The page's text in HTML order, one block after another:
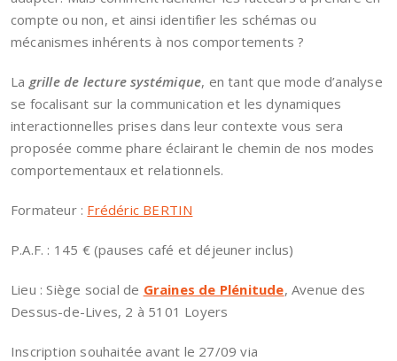
compte ou non, et ainsi identifier les schémas ou
mécanismes inhérents à nos comportements ?
La grille de lecture systémique, en tant que mode d’analyse
se focalisant sur la communication et les dynamiques
interactionnelles prises dans leur contexte vous sera
proposée comme phare éclairant le chemin de nos modes
comportementaux et relationnels.
Formateur : Frédéric BERTIN
P.A.F. : 145 € (pauses café et déjeuner inclus)
Lieu : Siège social de Graines de Plénitude, Avenue des
Dessus-de-Lives, 2 à 5101 Loyers
Inscription souhaitée avant le 27/09 via